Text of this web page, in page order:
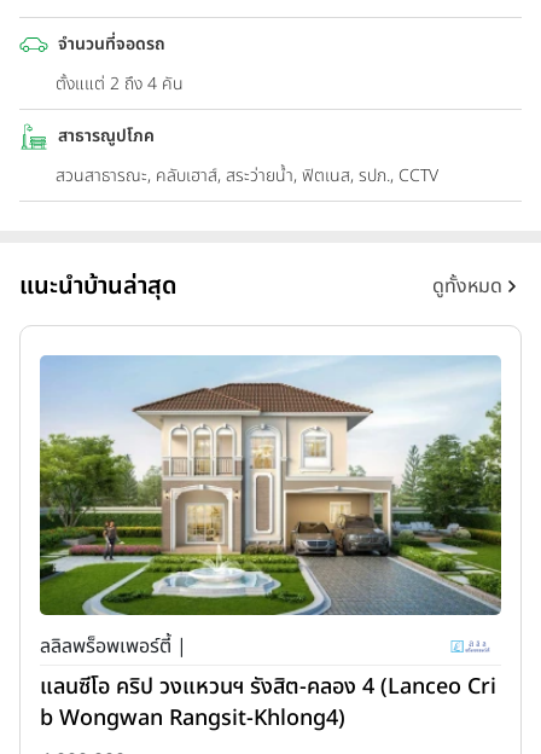
จำนวนที่จอดรถ
ตั้งแแต่ 2 ถึง 4 คัน
สาธารณูปโภค
สวนสาธารณะ, คลับเฮาส์, สระว่ายน้ำ, ฟิตเนส, รปภ., CCTV
แนะนำบ้านล่าสุด ดูทั้งหมด
ลลิลพร็อพเพอร์ตี้ |
แลนซีโอ คริป วงแหวนฯ รังสิต-คลอง 4 (Lanceo Cri
b Wongwan Rangsit-Khlong4)